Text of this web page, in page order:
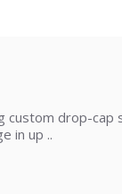
custom drop-cap
in up ..